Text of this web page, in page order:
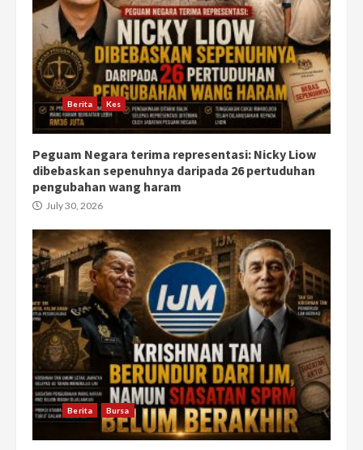
Berita Kes
Peguam Negara terima representasi: Nicky Liow
dibebaskan sepenuhnya daripada 26 pertuduhan
pengubahan wang haram
July 30, 2026
Berita Bursa